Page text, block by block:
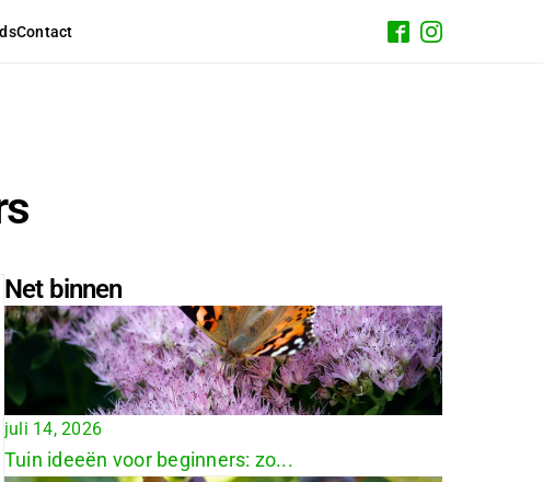
Contact
Net binnen
juli 14, 2026
Tuin ideeën voor beginners: zo...